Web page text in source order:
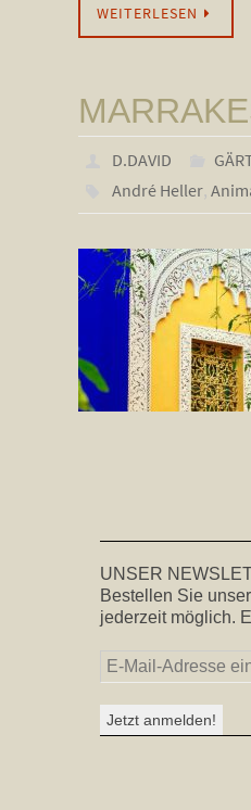
WEITERLESEN
D.DAVID
André Heller,
UNSER
Bestellen Sie
jederzeit möglich.